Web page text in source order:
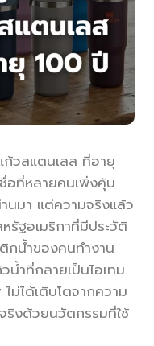
วสแตนเลส ที่อายุ
อที่หลายคนเพิ่งคุ้น
นมา แต่ความจริงแล้ว
ฐอเมริกาที่มีประวัติ
กน้ำของคนทำงาน
ำที่กลายเป็นไอเทม
ม่ได้เติบโตจากความ
งด้วยนวัตกรรมที่ใช้